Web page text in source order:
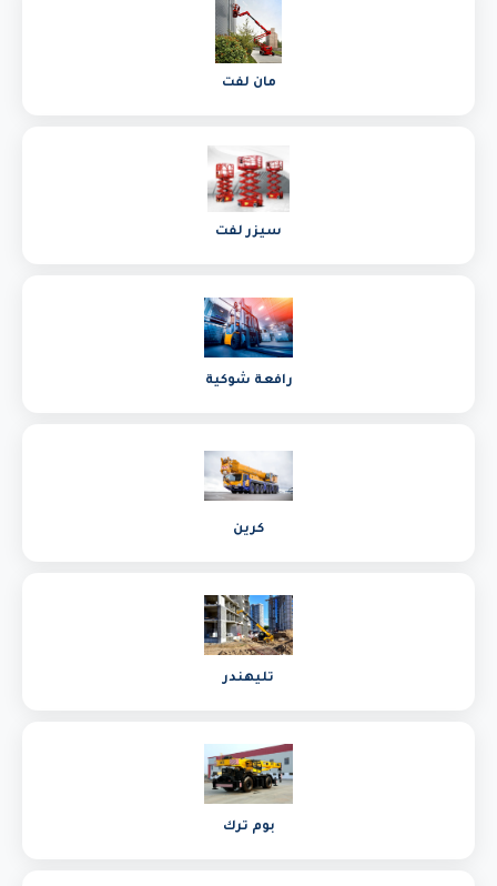
مان لفت
سيزر لفت
رافعة شوكية
كرين
تليهندر
بوم ترك